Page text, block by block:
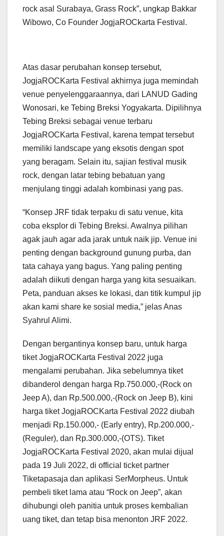
rock asal Surabaya, Grass Rock”, ungkap Bakkar
Wibowo, Co Founder JogjaROCkarta Festival.
Atas dasar perubahan konsep tersebut,
JogjaROCKarta Festival akhirnya juga memindah
venue penyelenggaraannya, dari LANUD Gading
Wonosari, ke Tebing Breksi Yogyakarta. Dipilihnya
Tebing Breksi sebagai venue terbaru
JogjaROCKarta Festival, karena tempat tersebut
memiliki landscape yang eksotis dengan spot
yang beragam. Selain itu, sajian festival musik
rock, dengan latar tebing bebatuan yang
menjulang tinggi adalah kombinasi yang pas.
“Konsep JRF tidak terpaku di satu venue, kita
coba eksplor di Tebing Breksi. Awalnya pilihan
agak jauh agar ada jarak untuk naik jip. Venue ini
penting dengan background gunung purba, dan
tata cahaya yang bagus. Yang paling penting
adalah diikuti dengan harga yang kita sesuaikan.
Peta, panduan akses ke lokasi, dan titik kumpul jip
akan kami share ke sosial media,” jelas Anas
Syahrul Alimi.
Dengan bergantinya konsep baru, untuk harga
tiket JogjaROCKarta Festival 2022 juga
mengalami perubahan. Jika sebelumnya tiket
dibanderol dengan harga Rp.750.000,-(Rock on
Jeep A), dan Rp.500.000,-(Rock on Jeep B), kini
harga tiket JogjaROCKarta Festival 2022 diubah
menjadi Rp.150.000,- (Early entry), Rp.200.000,-
(Reguler), dan Rp.300.000,-(OTS). Tiket
JogjaROCKarta Festival 2020, akan mulai dijual
pada 19 Juli 2022, di official ticket partner
Tiketapasaja dan aplikasi SerMorpheus. Untuk
pembeli tiket lama atau “Rock on Jeep”, akan
dihubungi oleh panitia untuk proses kembalian
uang tiket, dan tetap bisa menonton JRF 2022.